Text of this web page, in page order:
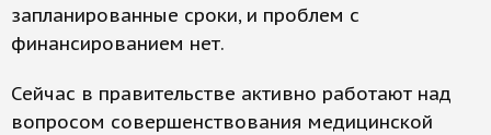
запланированные сроки, и проблем с
финансированием нет.
Сейчас в правительстве активно работают над
вопросом совершенствования медицинской